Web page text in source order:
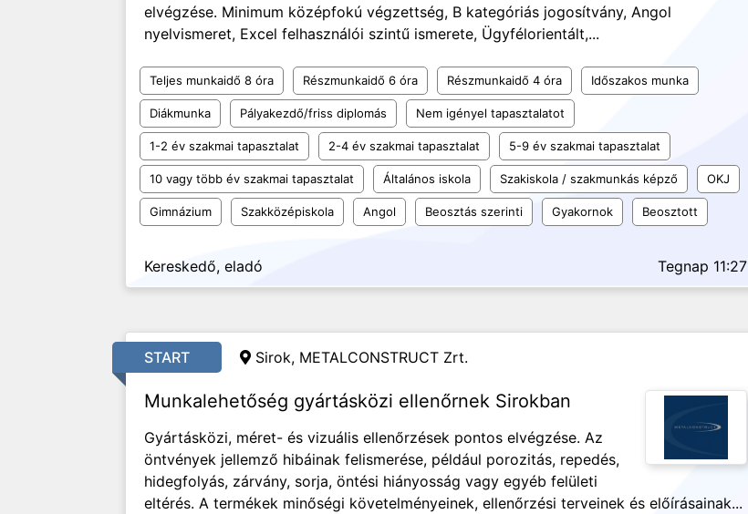
elvégzése. Minimum középfokú végzettség, B kategóriás jogosítvány, Angol
nyelvismeret, Excel felhasználói szintű ismerete, Ügyfélorientált,...
Teljes munkaidő 8 óra Részmunkaidő 6 óra Részmunkaidő 4 óra Időszakos munka
Diákmunka Pályakezdő/friss diplomás Nem igényel tapasztalatot
1-2 év szakmai tapasztalat 2-4 év szakmai tapasztalat 5-9 év szakmai tapasztalat
10 vagy több év szakmai tapasztalat Általános iskola Szakiskola / szakmunkás képző OKJ
Gimnázium Szakközépiskola Angol Beosztás szerinti Gyakornok Beosztott
Kereskedő, eladó Tegnap 11:27
START Sirok, METALCONSTRUCT Zrt.
Munkalehetőség gyártásközi ellenőrnek Sirokban
Gyártásközi, méret- és vizuális ellenőrzések pontos elvégzése. Az
öntvények jellemző hibáinak felismerése, például porozitás, repedés,
hidegfolyás, zárvány, sorja, öntési hiányosság vagy egyéb felületi
eltérés. A termékek minőségi követelményeinek, ellenőrzési terveinek és előírásainak...